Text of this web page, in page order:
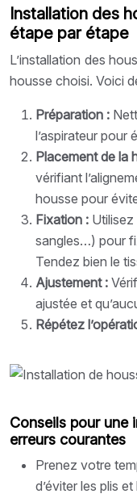
Installation des
étape par étape
L’installation des
housse choisi. Voici
Préparation :
l’aspirateur pour
Placement de la
vérifiant
housse pour
Fixation : Utilisez
sangles…) pour
Tendez bien le
Ajustement :
ajustée et
Répétez
Conseils pour une
erreurs courantes
Prenez votre
d’éviter les plis